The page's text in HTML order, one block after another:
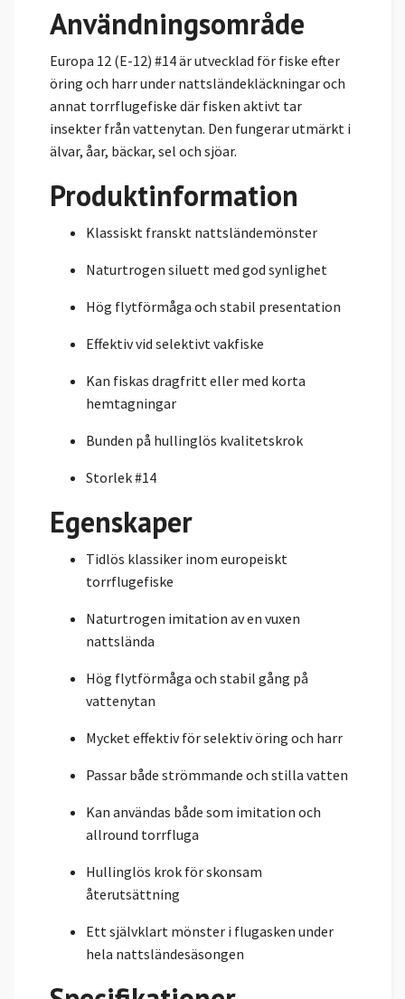
Användningsområde
Europa 12 (E-12) #14 är utvecklad för fiske efter
öring och harr under nattsländekläckningar och
annat torrflugefiske där fisken aktivt tar
insekter från vattenytan. Den fungerar utmärkt i
älvar, åar, bäckar, sel och sjöar.
Produktinformation
Klassiskt franskt nattsländemönster
Naturtrogen siluett med god synlighet
Hög flytförmåga och stabil presentation
Effektiv vid selektivt vakfiske
Kan fiskas dragfritt eller med korta
hemtagningar
Bunden på hullinglös kvalitetskrok
Storlek #14
Egenskaper
Tidlös klassiker inom europeiskt
torrflugefiske
Naturtrogen imitation av en vuxen
nattslända
Hög flytförmåga och stabil gång på
vattenytan
Mycket effektiv för selektiv öring och harr
Passar både strömmande och stilla vatten
Kan användas både som imitation och
allround torrfluga
Hullinglös krok för skonsam
återutsättning
Ett självklart mönster i flugasken under
hela nattsländesäsongen